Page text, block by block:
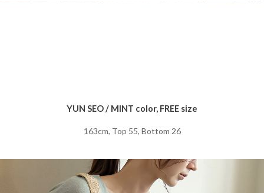
YUN SEO / MINT color, FREE size
163cm, Top 55, Bottom 26